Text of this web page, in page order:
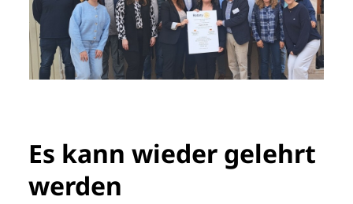
Es kann wieder gelehrt
werden